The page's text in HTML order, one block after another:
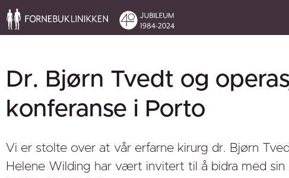
Dr. Bjørn Tvedt og
konferanse i Porto
Vi er stolte over at vår erfarne kirurg dr. Bjørn
Helene Wilding har vært invitert til å bidra med